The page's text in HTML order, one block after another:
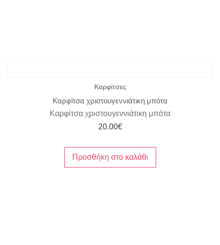
Καρφίτσες
Καρφίτσα χριστουγεννιάτικη μπότα
Καρφίτσα χριστουγεννιάτικη μπότα
20.00€
Προσθήκη στο καλάθι